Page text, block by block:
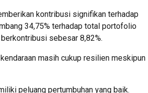
kontribusi signifikan terhadap
34,75% terhadap total portofolio
sebesar 8,82%.
masih cukup resilien meskipun
peluang pertumbuhan yang baik.